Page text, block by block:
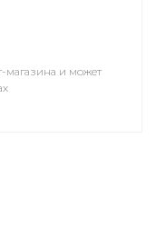
магазина и может